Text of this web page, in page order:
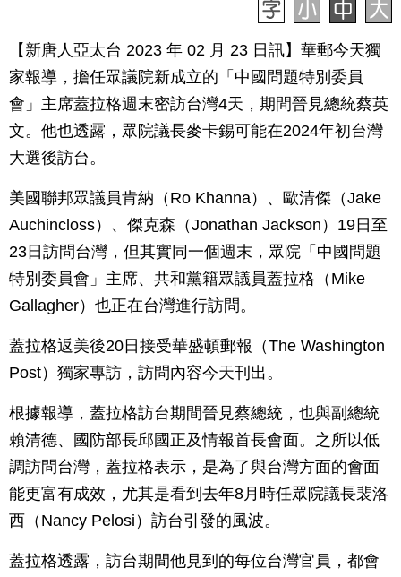
【新唐人亞太台 2023 年 02 月 23 日訊】華郵今天獨
家報導，擔任眾議院新成立的「中國問題特別委員
會」主席蓋拉格週末密訪台灣4天，期間晉見總統蔡英
文。他也透露，眾院議長麥卡錫可能在2024年初台灣
大選後訪台。
美國聯邦眾議員肯納（Ro Khanna）、歐清傑（Jake
Auchincloss）、傑克森（Jonathan Jackson）19日至
23日訪問台灣，但其實同一個週末，眾院「中國問題
特別委員會」主席、共和黨籍眾議員蓋拉格（Mike
Gallagher）也正在台灣進行訪問。
蓋拉格返美後20日接受華盛頓郵報（The Washington
Post）獨家專訪，訪問內容今天刊出。
根據報導，蓋拉格訪台期間晉見蔡總統，也與副總統
賴清德、國防部長邱國正及情報首長會面。之所以低
調訪問台灣，蓋拉格表示，是為了與台灣方面的會面
能更富有成效，尤其是看到去年8月時任眾院議長裴洛
西（Nancy Pelosi）訪台引發的風波。
蓋拉格透露，訪台期間他見到的每位台灣官員，都會